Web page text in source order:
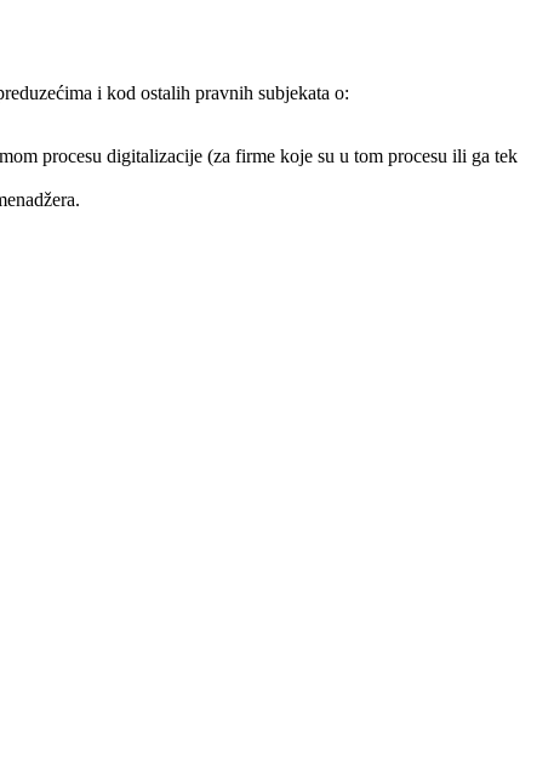
i kod ostalih pravnih subjekata o:
procesu digitalizacije (za firme koje su u tom procesu ili ga tek